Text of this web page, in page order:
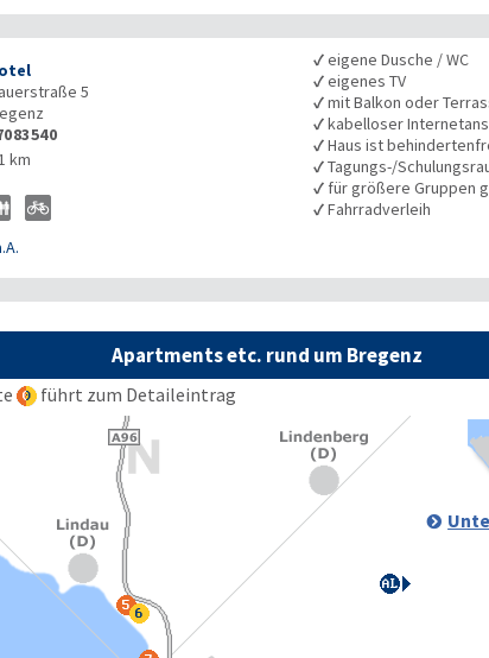
5
km
✓eigene Dusche / WC
✓eigenes TV
✓mit Balkon oder
✓kabelloser
✓Haus ist
✓Tagungs-/
✓ für größere Gruppen
✓Fahrradverleih
Apartments etc. rund um Bregenz
führt zum Detaileintrag